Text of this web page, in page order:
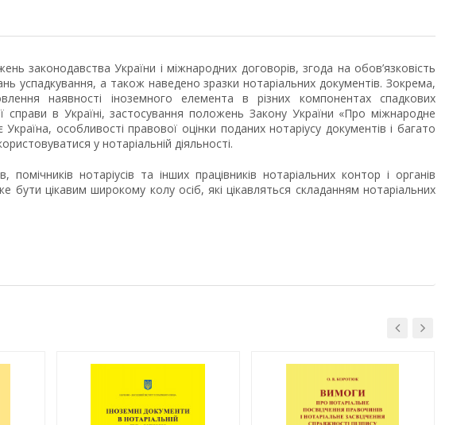
законодавства України і міжнародних договорів, згода на обов’язковість
а також наведено зразки нотаріальних документів. Зокрема,
наявності іноземного елемента в різних компонентах спадкових
справи в Україні, застосування положень Закону України «Про міжнародне
особливості правової оцінки поданих нотаріусу документів і багато
у нотаріальній діяльності.
нотаріусів та інших працівників нотаріальних контор і органів
бути цікавим широкому колу осіб, які цікавляться складанням нотаріальних